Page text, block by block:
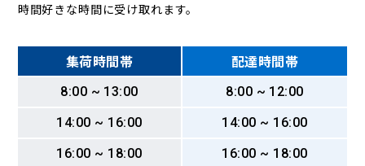
時間好きな時間に受け取れます。
集荷時間帯 配達時間帯
8:00 ~ 13:00
8:00 ~ 12:00
14:00 ~ 16:00
14:00 ~ 16:00
16:00 ~ 18:00
16:00 ~ 18:00